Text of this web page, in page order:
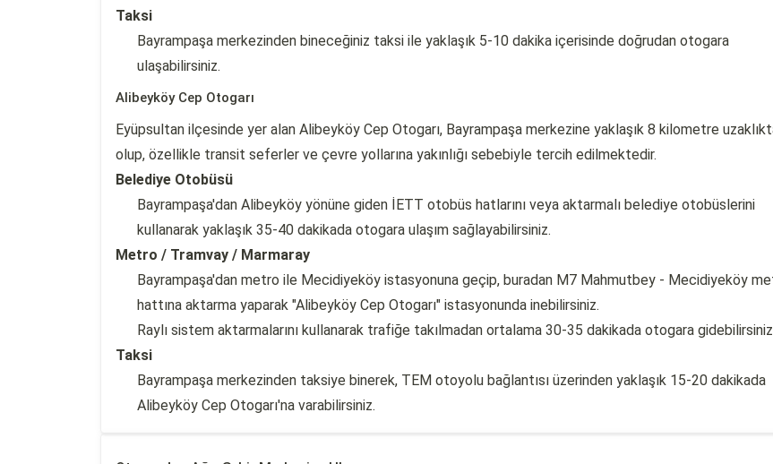
Taksi
Bayrampaşa merkezinden bineceğiniz taksi ile yaklaşık 5-10 dakika içerisinde doğrudan otogara
ulaşabilirsiniz.
Alibeyköy Cep Otogarı
Eyüpsultan ilçesinde yer alan Alibeyköy Cep Otogarı, Bayrampaşa merkezine yaklaşık 8 kilometre
olup, özellikle transit seferler ve çevre yollarına yakınlığı sebebiyle tercih edilmektedir.
Belediye Otobüsü
Bayrampaşa'dan Alibeyköy yönüne giden İETT otobüs hatlarını veya aktarmalı belediye otobüslerini
kullanarak yaklaşık 35-40 dakikada otogara ulaşım sağlayabilirsiniz.
Metro / Tramvay / Marmaray
Bayrampaşa'dan metro ile Mecidiyeköy istasyonuna geçip, buradan M7 Mahmutbey - Mecidiyeköy
hattına aktarma yaparak "Alibeyköy Cep Otogarı" istasyonunda inebilirsiniz.
Raylı sistem aktarmalarını kullanarak trafiğe takılmadan ortalama 30-35 dakikada otogara
Taksi
Bayrampaşa merkezinden taksiye binerek, TEM otoyolu bağlantısı üzerinden yaklaşık 15-20 dakikada
Alibeyköy Cep Otogarı'na varabilirsiniz.